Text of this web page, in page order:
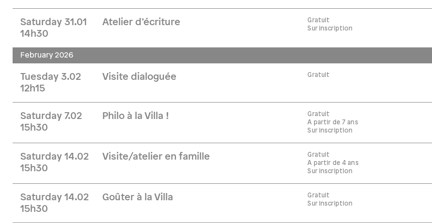
Saturday 31.01
14h30
Atelier d’écriture
Gratuit
Sur inscription
February 2026
Tuesday 3.02
12h15
Visite dialoguée Gratuit
Saturday 7.02
15h30
Philo à la Villa !
Gratuit
A partir de 7 ans
Sur inscription
Saturday 14.02
15h30
Visite/atelier en famille
Gratuit
A partir de 4 ans
Sur inscription
Saturday 14.02
15h30
Goûter à la Villa
Gratuit
Sur inscription